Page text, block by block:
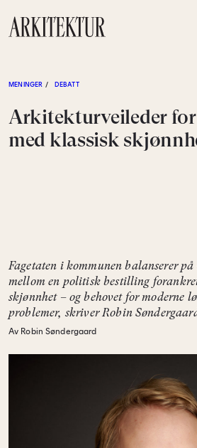
MENINGER / DEBATT
Arkitekturveileder for
med klassisk
Fagetaten i kommunen balanserer
mellom en politisk bestilling
skjønnhet – og behovet for moderne
problemer, skriver Robin
Av Robin Søndergaard